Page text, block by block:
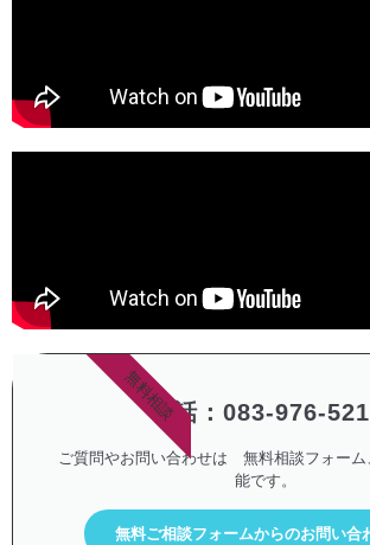
電話：083-976-
ご質問やお問い合わせは 無料相談フォーム
能です。
無料ご相談フォームからのお問い合
無料相談